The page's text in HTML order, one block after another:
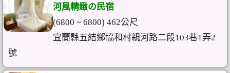
河風精緻の民宿
(6800 ~ 6800) 462公尺
宜蘭縣五結鄉協和村親河路二段103巷1弄2
號